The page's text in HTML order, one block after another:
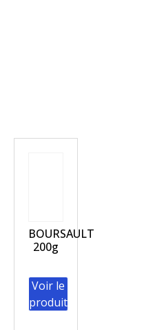
BOURSAULT
200g
Voir le
produit